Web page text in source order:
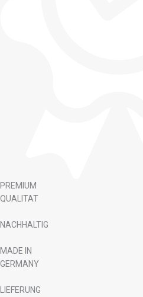
PREMIUM
QUALITAT
NACHHALTIG
MADE IN
GERMANY
LIEFERUNG